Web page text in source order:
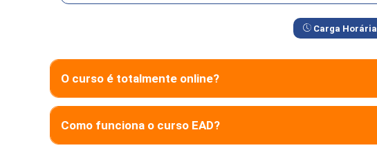
Carga
O curso é totalmente online?
Como funciona o curso EAD?